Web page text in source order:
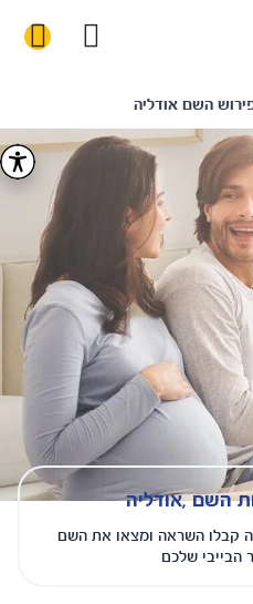
השם אודליה
השם ,אודליה
קבלו השראה ומצאו את השם
הבייבי שלכם